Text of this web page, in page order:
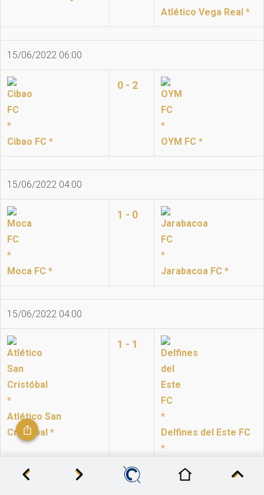
Atlético Vega Real *
15/06/2022 06:00
Cibao FC *
0 - 2
OYM FC *
15/06/2022 04:00
Moca FC *
1 - 0
Jarabacoa FC *
15/06/2022 04:00
Atlético San
Cristóbal *
1 - 1
Delfines del Este FC
*
Jornada 11 de 14 │ LDF 2022